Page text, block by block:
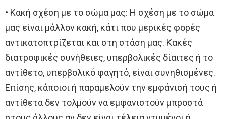
• Κακή σχέση με το σώμα μας: Η σχέση με το σώμα
μας είναι μάλλον κακή, κάτι που μερικές φορές
αντικατοπτρίζεται και στη στάση μας. Κακές
διατροφικές συνήθειες, υπερβολικές δίαιτες ή το
αντίθετο, υπερβολικό φαγητό, είναι συνηθισμένες.
Επίσης, κάποιοι ή παραμελούν την εμφάνισή τους ή
αντίθετα δεν τολμούν να εμφανιστούν μπροστά